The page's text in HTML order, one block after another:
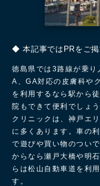
◆ 本記事ではPRをご掲
徳島県では3路線が乗り
A、GA対応の皮膚科や
を利用するなら駅から
院もできて便利でしょ
クリニックは、神戸エ
に多くあります。車の
で遊びや買い物のつい
からなら瀬戸大橋や明
らは松山自動車道を利
す。